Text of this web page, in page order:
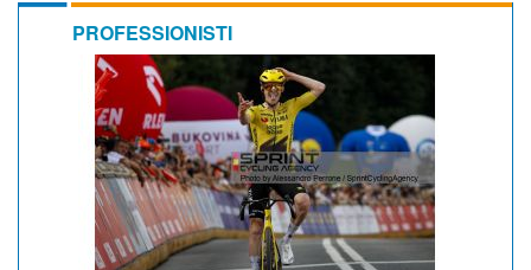
PROFESSIONISTI